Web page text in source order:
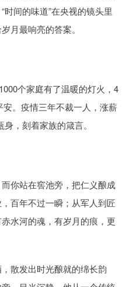
间的味道”在央视的镜头里
月最响亮的答案。
个家庭有了温暖的灯火，4
安。疫情三年不裁一人，涨薪
身，刻着家族的箴言。
你站在窖池旁，把仁义酿成
百年不过一瞬；从军人到匠
水河的魂，有岁月的痕，更
散发出时光酿就的绵长韵